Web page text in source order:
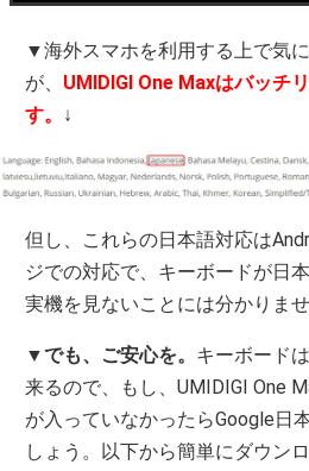
▼海外スマホを利用する上で気
が、 UMIDIGI One Maxはバッチ
す。 ↓
但し、これらの日本語対応は
ジでの対応で、キーボードが日
実機を見ないことには分かりませ
▼でも、ご安心を。 キーボード
来るので、もし、UMIDIGI One
が入っていなかったらGoogle日
しょう。以下から簡単にダウン